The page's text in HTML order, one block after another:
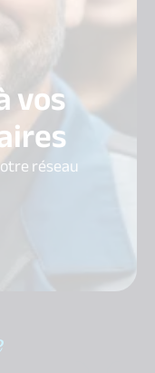
vos
réseau